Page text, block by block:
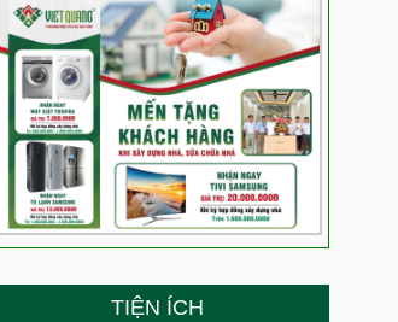
Quyên đánh giá Việt Quang Group
Việt Quang Group
dịch vụ 3 tầng tum sân thượng?
thi công của Việt Quang Group
của anh Ty trong ngày nhận nhà
TIỆN ÍCH